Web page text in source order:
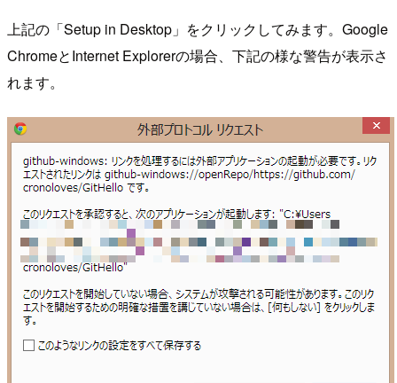
上記の「Setup in Desktop」をクリックしてみます。Google
ChromeとInternet Explorerの場合、下記の様な警告が表示さ
れます。